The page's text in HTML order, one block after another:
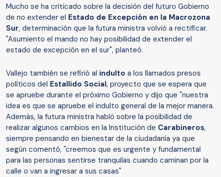
Mucho se ha criticado sobre la decisión del futuro Gobierno
de no extender el Estado de Excepción en la Macrozona
Sur, determinación que la futura ministra volvió a rectificar.
"Asumiento el mando no hay posibilidad de extender el
estado de excepción en el sur", planteó.
Vallejo también se refirió al indulto a los llamados presos
políticos del Estallido Social, proyecto que se espera que
se apruebe durante el próximo Gobierno y dijo que "nuestra
idea es que se apruebe el indulto general de la mejor manera.
Además, la futura ministra habló sobre la posibilidad de
realizar algunos cambios en la Institución de Carabineros,
siempre pensando en bienestar de la ciudadanía ya que
según comentó, "creemos que es urgente y fundamental
para las personas sentirse tranquilas cuando caminan por la
calle o van a ingresar a sus casas"